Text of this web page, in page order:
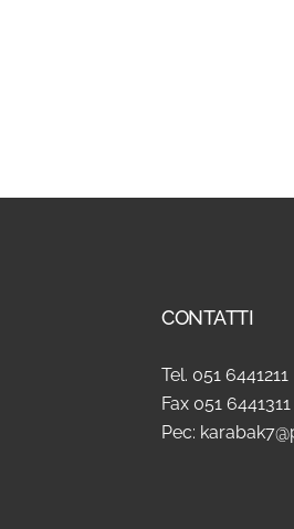
CONTATTI
Tel. 051 6441211
Fax 051 6441311
Pec: